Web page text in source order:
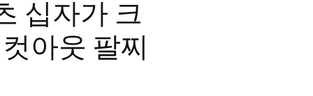
십자가 크
아웃 팔찌